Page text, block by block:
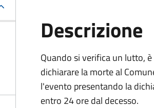
Descrizione
Quando si verifica un lutto,
dichiarare la morte al
l'evento presentando la
entro 24 ore dal decesso.